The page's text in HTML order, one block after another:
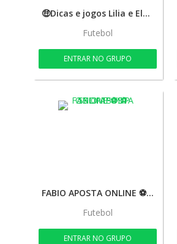
🤑Dicas e jogos Lilia e Elyane.🤑
Futebol
ENTRAR NO GRUPO
FABIO APOSTA ONLINE ⚽DP SPORTS🏈⚽
Futebol
ENTRAR NO GRUPO